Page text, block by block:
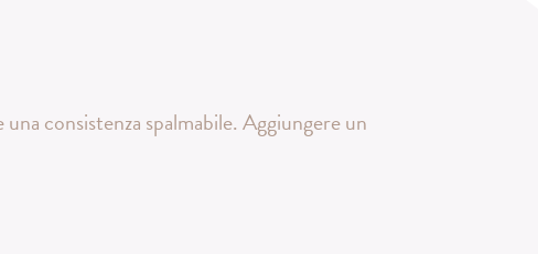
consistenza spalmabile. Aggiungere un